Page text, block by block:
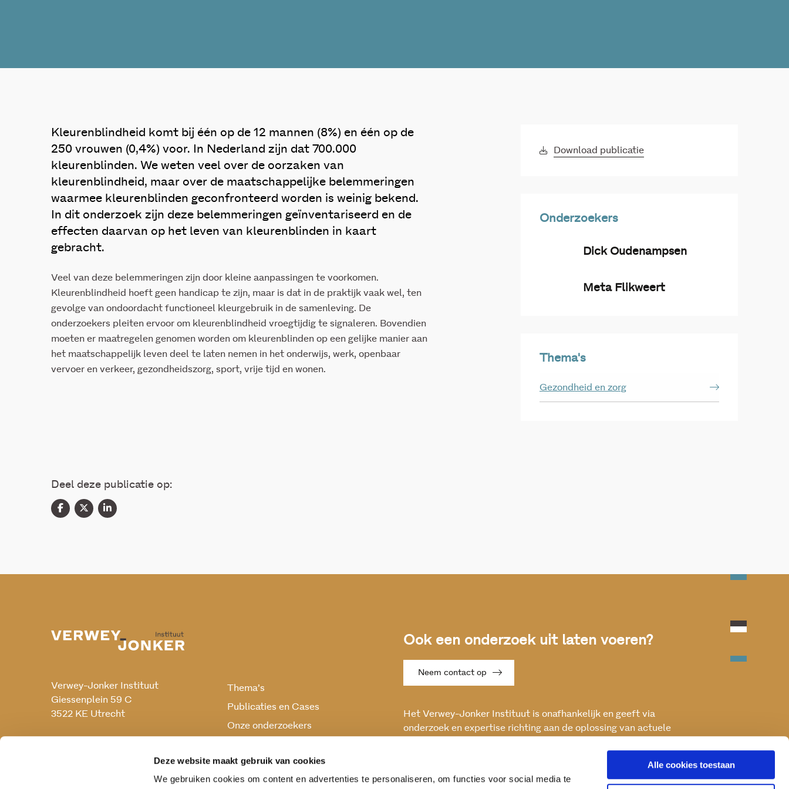
Deze website maakt gebruik van cookies
We gebruiken cookies om content en advertenties te personaliseren, om functies voor social media te
Alle cookies toestaan
Kleurenblindheid komt bij één op de 12 mannen (8%) en één op de
250 vrouwen (0,4%) voor. In Nederland zijn dat 700.000
kleurenblinden. We weten veel over de oorzaken van
kleurenblindheid, maar over de maatschappelijke belemmeringen
waarmee kleurenblinden geconfronteerd worden is weinig bekend.
In dit onderzoek zijn deze belemmeringen geïnventariseerd en de
effecten daarvan op het leven van kleurenblinden in kaart
gebracht.
Veel van deze belemmeringen zijn door kleine aanpassingen te voorkomen.
Kleurenblindheid hoeft geen handicap te zijn, maar is dat in de praktijk vaak wel, ten
gevolge van ondoordacht functioneel kleurgebruik in de samenleving. De
onderzoekers pleiten ervoor om kleurenblindheid vroegtijdig te signaleren. Bovendien
moeten er maatregelen genomen worden om kleurenblinden op een gelijke manier aan
het maatschappelijk leven deel te laten nemen in het onderwijs, werk, openbaar
vervoer en verkeer, gezondheidszorg, sport, vrije tijd en wonen.
Download publicatie
Onderzoekers
Dick Oudenampsen
Meta Flikweert
Thema's
Gezondheid en zorg
Deel deze publicatie op:
Verwey-Jonker Instituut
Giessenplein 59 C
3522 KE Utrecht
Thema’s
Publicaties en Cases
Onze onderzoekers
Ook een onderzoek uit laten voeren?
Neem contact op
Het Verwey-Jonker Instituut is onafhankelijk en geeft via
onderzoek en expertise richting aan de oplossing van actuele